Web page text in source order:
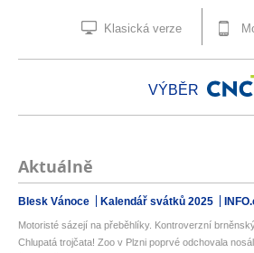
Klasická verze
VÝBĚR
Aktuálně
Blesk Vánoce Kalendář svátků 2025
Motoristé sázejí na přeběhlíky. Kontroverzní
Chlupatá trojčata! Zoo v Plzni poprvé odchovala